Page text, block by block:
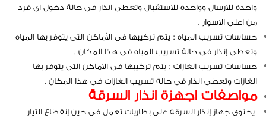
واحدة للارسال وواحدة للاستقبال وتعطى انذار فى حالة دخول اى فرد
من اعلى الاسوار .
حساسات تسريب المياه : يتم تركيبها فى الأماكن التى يتوفر بها المياه
وتعطى إنذار فى حالة تسريب المياه فى هذا المكان .
حساسات تسريب الغازات : يتم تركيبها فى الاماكن التى يتوفر بها
الغازات وتعطى انذار فى حالة تسريب الغازات فى هذا المكان .
مواصفات اجهزة انذار السرقة
يحتوى جهاز إنذار السرقة على بطاريات تعمل فى حين إنقطاع التيار